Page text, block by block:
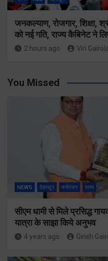
जनकल्याण, रोजगार, शिक्षा,
को नई गति, राज्य कैबिनेट ने
2 hours ago Viri
You Missed
NEWS देहरादून मनोरंजन राज्य
सीएम धामी से मिले प्रसिद्ध
यात्रा के साझा किये अनुभव
4 years ago Girish